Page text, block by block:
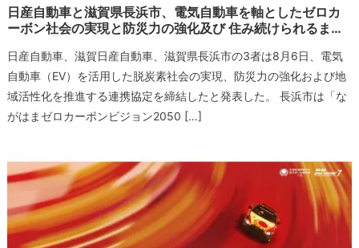
日産自動車と滋賀県長浜市、電気自動車を軸としたゼロカ
ーボン社会の実現と防災力の強化及び 住み続けられるま…
日産自動車、滋賀日産自動車、滋賀県長浜市の3者は8月6日、電気
自動車（EV）を活用した脱炭素社会の実現、防災力の強化および地
域活性化を推進する連携協定を締結したと発表した。 長浜市は「な
がはまゼロカーボンビジョン2050 […]